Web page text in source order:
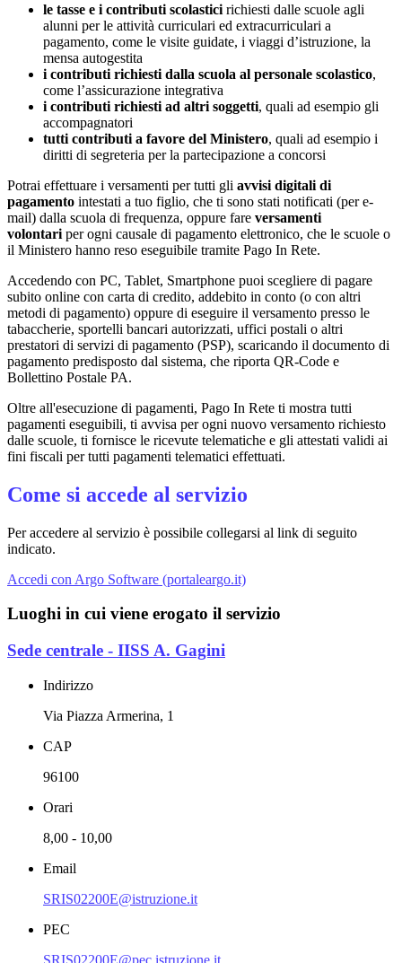
le tasse e i contributi scolastici richiesti dalle scuole agli
alunni per le attività curriculari ed extracurriculari a
pagamento, come le visite guidate, i viaggi d’istruzione, la
mensa autogestita
i contributi richiesti dalla scuola al personale scolastico,
come l’assicurazione integrativa
i contributi richiesti ad altri soggetti, quali ad esempio gli
accompagnatori
tutti contributi a favore del Ministero, quali ad esempio i
diritti di segreteria per la partecipazione a concorsi
Potrai effettuare i versamenti per tutti gli avvisi digitali di
pagamento intestati a tuo figlio, che ti sono stati notificati (per e-
mail) dalla scuola di frequenza, oppure fare versamenti
volontari per ogni causale di pagamento elettronico, che le scuole o
il Ministero hanno reso eseguibile tramite Pago In Rete.
Accedendo con PC, Tablet, Smartphone puoi scegliere di pagare
subito online con carta di credito, addebito in conto (o con altri
metodi di pagamento) oppure di eseguire il versamento presso le
tabaccherie, sportelli bancari autorizzati, uffici postali o altri
prestatori di servizi di pagamento (PSP), scaricando il documento di
pagamento predisposto dal sistema, che riporta QR-Code e
Bollettino Postale PA.
Oltre all'esecuzione di pagamenti, Pago In Rete ti mostra tutti
pagamenti eseguibili, ti avvisa per ogni nuovo versamento richiesto
dalle scuole, ti fornisce le ricevute telematiche e gli attestati validi ai
fini fiscali per tutti pagamenti telematici effettuati.
Come si accede al servizio
Per accedere al servizio è possibile collegarsi al link di seguito
indicato.
Accedi con Argo Software (portaleargo.it)
Luoghi in cui viene erogato il servizio
Sede centrale - IISS A. Gagini
Indirizzo
Via Piazza Armerina, 1
CAP
96100
Orari
8,00 - 10,00
Email
SRIS02200E@istruzione.it
PEC
SRIS02200E@pec.istruzione.it